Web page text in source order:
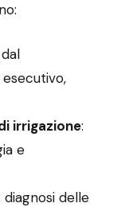
irrigazione:
e
diagnosi delle